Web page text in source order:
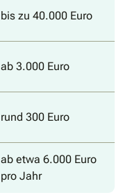
bis zu 40.000 Euro
ab 3.000 Euro
rund 300 Euro
ab etwa 6.000 Euro
pro Jahr